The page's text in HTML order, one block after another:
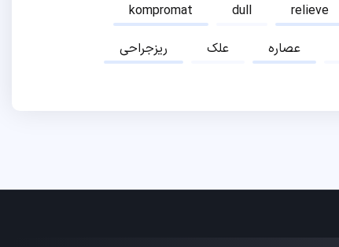
kompromat
dull relieve
ریزجراحی
علک عصاره